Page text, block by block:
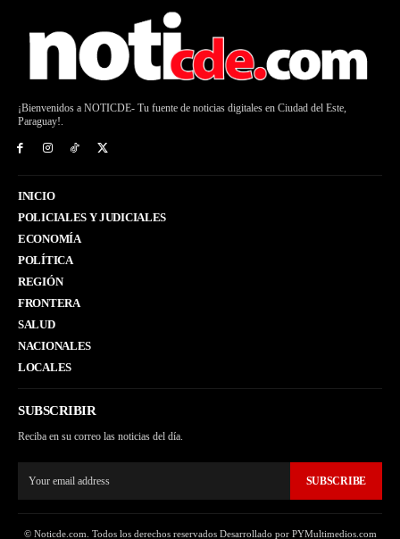
¡Bienvenidos a NOTICDE- Tu fuente de noticias digitales en Ciudad del Este,
Paraguay!.
INICIO
POLICIALES Y JUDICIALES
ECONOMÍA
POLÍTICA
REGIÓN
FRONTERA
SALUD
NACIONALES
LOCALES
SUBSCRIBIR
Reciba en su correo las noticias del día.
SUBSCRIBE
© Noticde.com. Todos los derechos reservados Desarrollado por PYMultimedios.com